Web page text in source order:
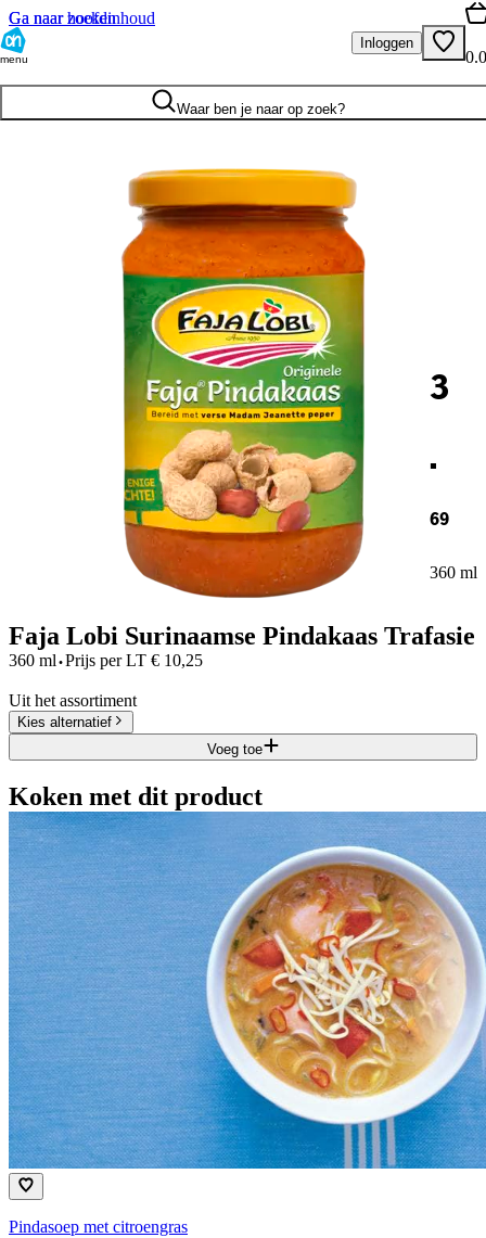
Ga naar hoofdinhoud
Ga naar zoeken
menu
Inloggen
Waar ben je naar op zoek?
3
.
69
360 ml
Faja Lobi Surinaamse Pindakaas Trafasie
360 ml·Prijs per LT € 10,25
Uit het assortiment
Kies alternatief
Voeg toe
Koken met dit product
Pindasoep met citroengras